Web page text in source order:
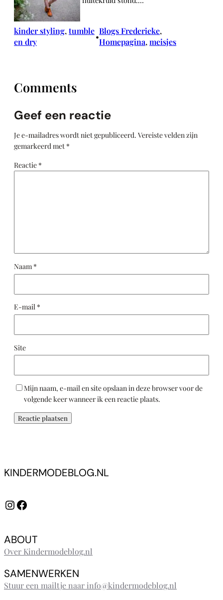
kinder styling, tumble
en dry
•
Blogs Frederieke
Homepagina, meisjes
Comments
Geef een reactie
Je e-mailadres wordt niet gepubliceerd. Vereiste velden zijn
gemarkeerd met *
Reactie *
Naam *
E-mail *
Site
Mijn naam, e-mail en site opslaan in deze browser voor de
volgende keer wanneer ik een reactie plaats.
KINDERMODEBLOG.NL
InstagramFacebook
ABOUT
Over Kindermodeblog.nl
SAMENWERKEN
Stuur een mailtje naar info@kindermodeblog.nl